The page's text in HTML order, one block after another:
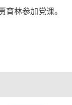
林参加党课。